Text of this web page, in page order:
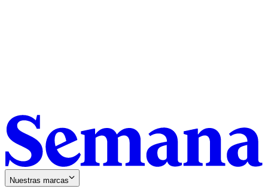
Nuestras marcas